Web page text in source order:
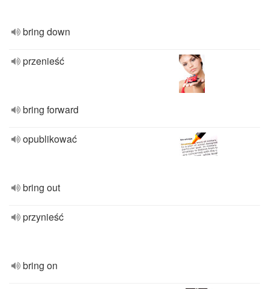
bring down
przenieść
bring forward
opublikować
bring out
przynieść
bring on